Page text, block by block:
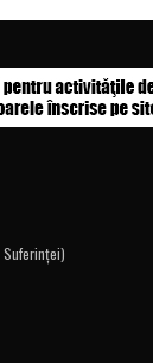
Suferinţei)